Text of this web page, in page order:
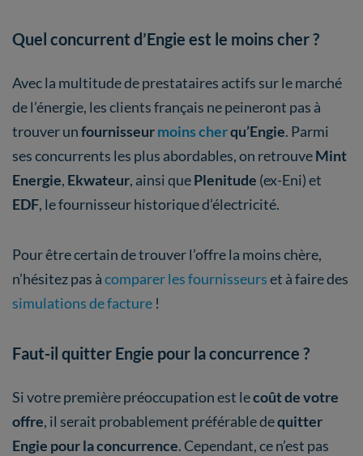
Quel concurrent d’Engie est le moins cher ?
Avec la multitude de prestataires actifs sur le marché
de l’énergie, les clients français ne peineront pas à
trouver unfournisseurmoins cherqu’Engie. Parmi
ses concurrents les plus abordables, on retrouveMint
Energie, Ekwateur, ainsi quePlenitude (ex-Eni)et
EDF, le fournisseur historique d’électricité.
Pour être certain de trouver l’offre la moins chère,
n’hésitez pas àcomparer les fournisseurset à faire des
simulations de facture !
Faut-il quitter Engie pour la concurrence ?
Si votre première préoccupation est lecoût de votre
offre, il serait probablement préférable dequitter
Engie pour la concurrence. Cependant, ce n’est pas